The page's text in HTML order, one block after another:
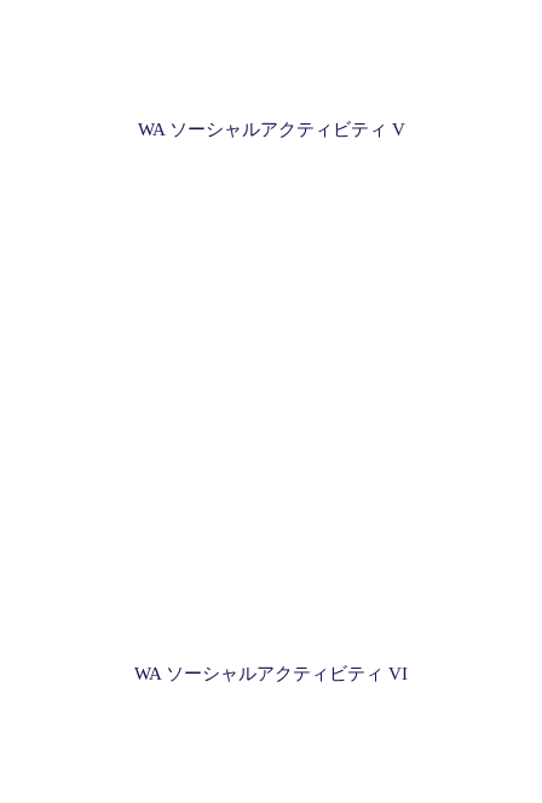
WA ソーシャルアクティビティ V
WA ソーシャルアクティビティ VI